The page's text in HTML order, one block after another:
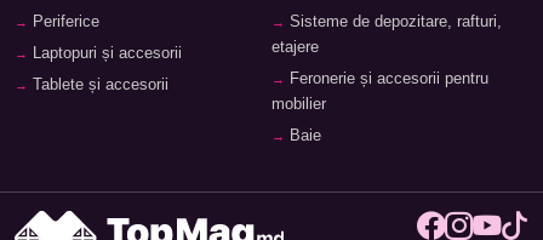
Periferice
Laptopuri și accesorii
Tablete și accesorii
Sisteme de depozitare, rafturi,
etajere
Feronerie și accesorii pentru
mobilier
Baie